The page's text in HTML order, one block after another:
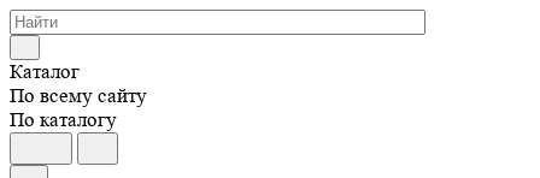
Каталог
По всему сайту
По каталогу